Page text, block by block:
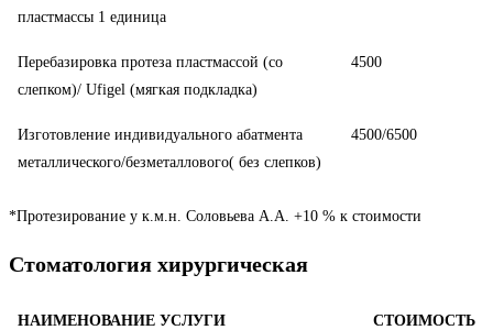
пластмассы 1 единица
Перебазировка протеза пластмассой (со
слепком)/ Ufigel (мягкая подкладка)
4500
Изготовление индивидуального абатмента
металлического/безметаллового( без слепков)
4500/6500
*Протезирование у к.м.н. Соловьева А.А. +10 % к стоимости
Стоматология хирургическая
НАИМЕНОВАНИЕ УСЛУГИ
СТОИМОСТЬ